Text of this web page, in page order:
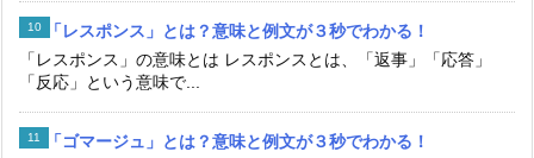
「レスポンス」とは？意味と例文が３秒でわかる！
「レスポンス」の意味とは レスポンスとは、「返事」「応答」
「反応」という意味で...
「ゴマージュ」とは？意味と例文が３秒でわかる！